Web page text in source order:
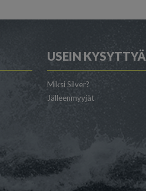
USEIN KYSYTTYÄ
Miksi Silver?
Jälleenmyyjät